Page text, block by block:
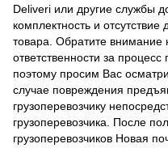
Deliveri или другие службы
комплектность и
товара. Обратите внимание
ответственности за
поэтому просим Вас
случае повреждения
грузоперевозчику
грузоперевозчика. После
грузоперевозчиков Новая